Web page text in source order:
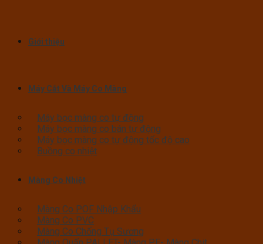
Giới thiệu
Máy Cắt Và Máy Co Màng
Máy bọc màng co tự động
Máy bọc màng co bán tự động
Máy bọc màng co tự động tốc độ cao
Buồng co nhiệt
Màng Co Nhiệt
Màng Co POF Nhập Khẩu
Màng Co PVC
Màng Co Chống Tụ Sương